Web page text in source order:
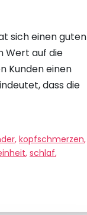
sich einen guten
Wert auf die
Kunden einen
dass die
, kopfschmerzen,
, schlaf,